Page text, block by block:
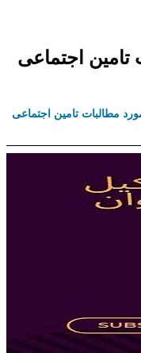
تامین اجتماعی
مطالبات تامین اجتماعی